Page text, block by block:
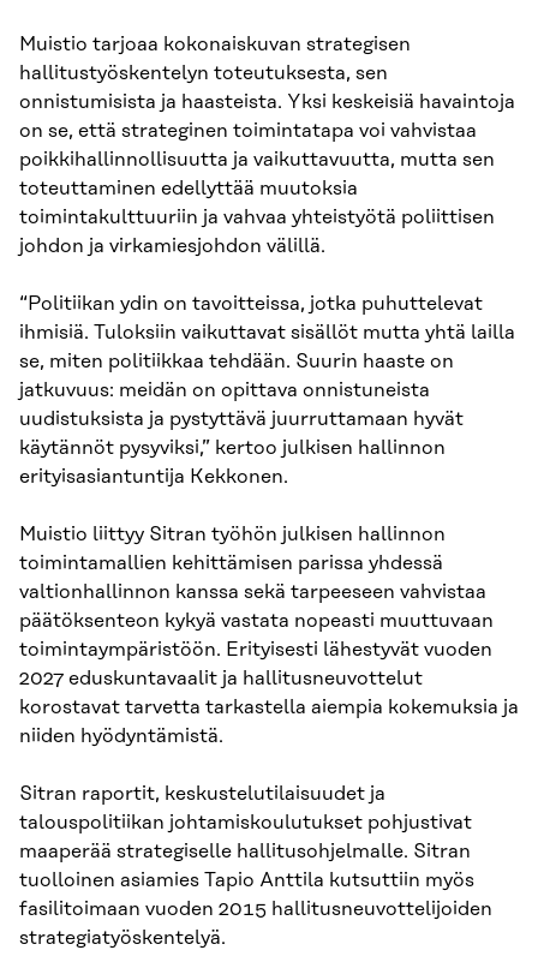
Muistio tarjoaa kokonaiskuvan strategisen
hallitustyöskentelyn toteutuksesta, sen
onnistumisista ja haasteista. Yksi keskeisiä havaintoja
on se, että strateginen toimintatapa voi vahvistaa
poikkihallinnollisuutta ja vaikuttavuutta, mutta sen
toteuttaminen edellyttää muutoksia
toimintakulttuuriin ja vahvaa yhteistyötä poliittisen
johdon ja virkamiesjohdon välillä.
“Politiikan ydin on tavoitteissa, jotka puhuttelevat
ihmisiä. Tuloksiin vaikuttavat sisällöt mutta yhtä lailla
se, miten politiikkaa tehdään. Suurin haaste on
jatkuvuus: meidän on opittava onnistuneista
uudistuksista ja pystyttävä juurruttamaan hyvät
käytännöt pysyviksi,” kertoo julkisen hallinnon
erityisasiantuntija Kekkonen.
Muistio liittyy Sitran työhön julkisen hallinnon
toimintamallien kehittämisen parissa yhdessä
valtionhallinnon kanssa sekä tarpeeseen vahvistaa
päätöksenteon kykyä vastata nopeasti muuttuvaan
toimintaympäristöön. Erityisesti lähestyvät vuoden
2027 eduskuntavaalit ja hallitusneuvottelut
korostavat tarvetta tarkastella aiempia kokemuksia ja
niiden hyödyntämistä.
Sitran raportit, keskustelutilaisuudet ja
talouspolitiikan johtamiskoulutukset pohjustivat
maaperää strategiselle hallitusohjelmalle. Sitran
tuolloinen asiamies Tapio Anttila kutsuttiin myös
fasilitoimaan vuoden 2015 hallitusneuvottelijoiden
strategiatyöskentelyä.